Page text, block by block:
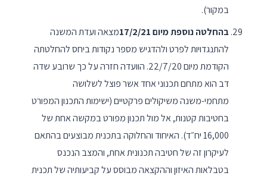
במקור).
בהחלטה נוספת מיום 17/2/21
מצאה ועדת המשנה
להתנגדויות לפרט ולהדגיש מספר נקודות ביחס להחלטתה
הקודמת מיום 22/7/20. הוועדה חזרה על כך שרובע שדה
דב הוא מתחם תכנוני אחד אשר פוצל לשלושה
מתחמי-משנה משיקולים פרקטיים (ישימות התכנון המפורט
בחטיבות קטנות, אל מול תכנון מפורט במקשה אחת של
16,000 יח״ד). האיחוד והחלוקה בתכנית מבוצעים בהתאם
לעיקרון זה של חטיבה תכנונית אחת, והמצב הנכנס
בטבלאות האיזון וההקצאה מבוסס על קביעותיה של תכנית